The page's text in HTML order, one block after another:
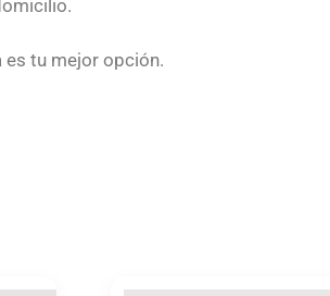
es tu mejor opción.